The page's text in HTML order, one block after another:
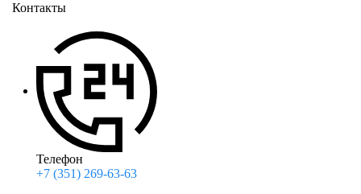
Контакты
Телефон
+7 (351) 269-63-63